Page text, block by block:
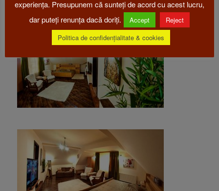
experiența. Presupunem că sunteți de acord cu acest lucru,
dar puteți renunța dacă doriți.
Accept
Reject
Politica de confidențialitate & cookies